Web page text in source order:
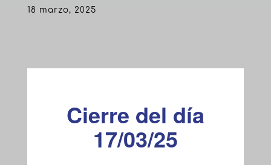
18 marzo, 2025
Cierre del día
17/03/25